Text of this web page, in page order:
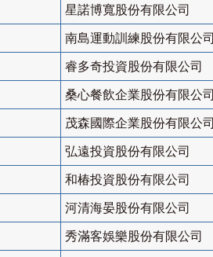
星諾博寬股份有限公司
南島運動訓練股份有限公司
睿多奇投資股份有限公司
桑心餐飲企業股份有限公司
茂森國際企業股份有限公司
弘遠投資股份有限公司
和椿投資股份有限公司
河清海晏股份有限公司
秀滿客娛樂股份有限公司